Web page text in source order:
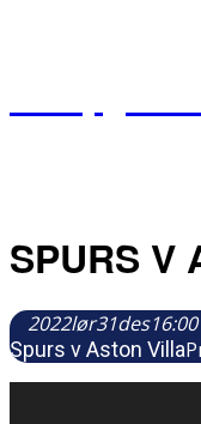
SPURS V
2022lør31des16:00
Spurs v Aston Villa